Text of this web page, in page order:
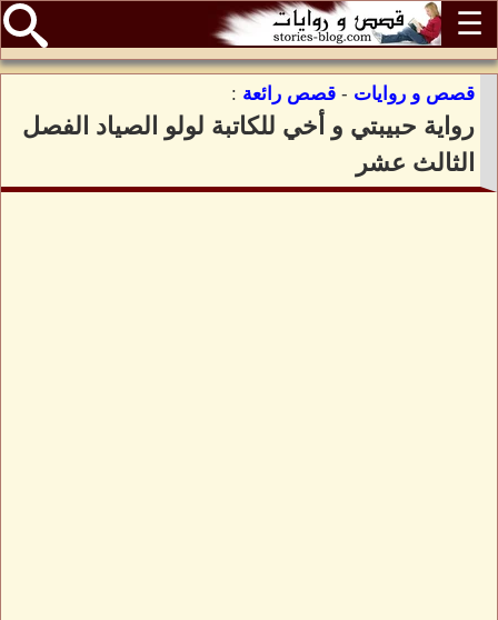
☰
قصص و روايات - قصص رائعة :
رواية حبيبتي و أخي للكاتبة لولو الصياد الفصل
الثالث عشر